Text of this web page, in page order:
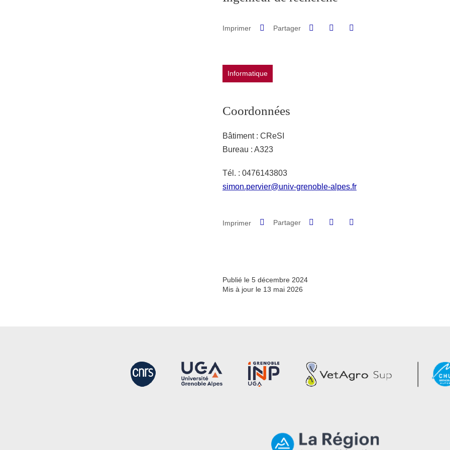
Imprimer Partager Partager sur Facebook
Partager sur LinkedIn
Informatique
Coordonnées
Bâtiment : CReSI
Bureau : A323
Tél. : 0476143803
simon.pervier@univ-grenoble-alpes.fr
Imprimer Partager Partager sur Facebook
Partager sur LinkedIn
Publié le 5 décembre 2024
Mis à jour le 13 mai 2026